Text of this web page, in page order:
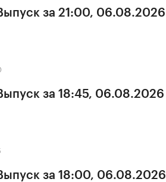
за 21:00, 06.08.2026
за 18:45, 06.08.2026
за 18:00, 06.08.2026